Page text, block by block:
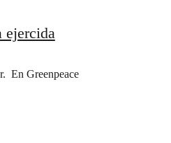
ejercida
En Greenpeace